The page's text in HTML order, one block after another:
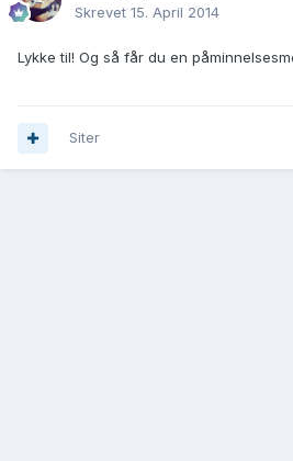
Skrevet 15. April 2014
Lykke til! Og så får du en
Siter